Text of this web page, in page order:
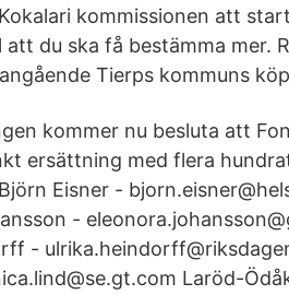
kommissionen att
du ska få bestämma mer.
Tierps kommuns
kommer nu besluta att
ersättning med flera
Eisner -
-
-
Laröd-